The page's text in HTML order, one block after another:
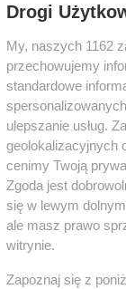
Drogi
My, naszych 1162
przechowujemy
standardowe
ulepszanie usług.
geolokalizacyjnych
cenimy Twoją
Zgoda jest
się w lewym
ale masz prawo
witrynie.
Zapoznaj się z